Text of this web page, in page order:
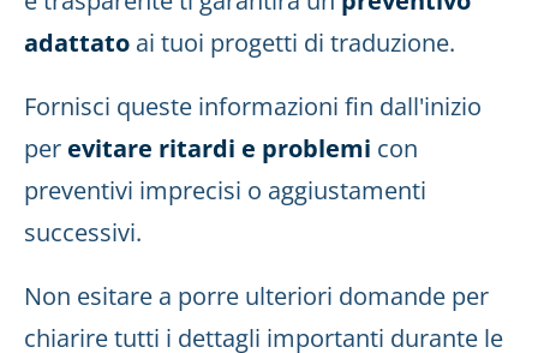
adattato ai tuoi progetti di traduzione.
Fornisci queste informazioni fin dall'inizio
per evitare ritardi e problemi con
preventivi imprecisi o aggiustamenti
successivi.
Non esitare a porre ulteriori domande per
chiarire tutti i dettagli importanti durante le